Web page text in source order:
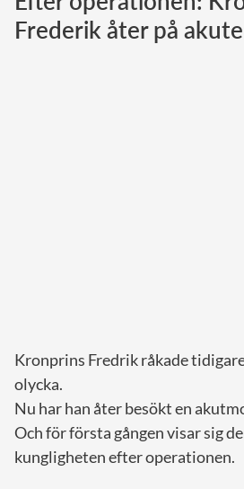
Norska
Frederik åter på
Kronprins Fredrik råkade
olycka.
Nu har han åter besökt en
Och för första gången visar sig
kungligheten efter operationen.